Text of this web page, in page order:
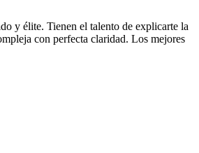
y élite. Tienen el talento de explicarte la
con perfecta claridad. Los mejores